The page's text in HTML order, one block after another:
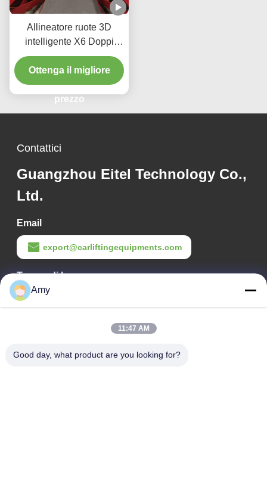
Allineatore ruote 3D
intelligente X6 Doppi
schermi Monitoraggio in
tempo reale e imaging 3D
ad alta precisione per un
allineamento perfetto
Ottenga il migliore
prezzo
Contattici
Guangzhou Eitel Technology Co.,
Ltd.
Email
export@carliftingequipments.com
Tempo di lavoro
09:00-18:00
Strada nazionale 106, distretto di Huadu, città di Guangzhou
Amy
11:47 AM
Good day, what product are you looking for?